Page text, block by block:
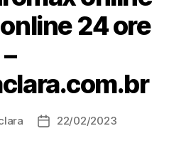
24 ore
–
Data22/02/2023